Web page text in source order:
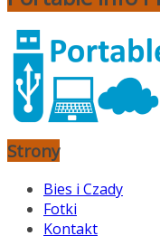
Strony
Bies i Czady
Fotki
Kontakt